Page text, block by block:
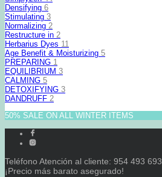
Densifying 6
Stimulating 3
Normalizing 2
Restructure in 2
Herbarius Dyes 11
Age Benefit & Moisturizing 5
PREPARING 1
EQUILIBRIUM 3
CALMING 5
DETOXIFYING 3
DANDRUFF 2
50% SALE ON ALL WINTER ITEMS
Teléfono Atención al cliente: 954 493 693
¡Precio más barato asegurado!